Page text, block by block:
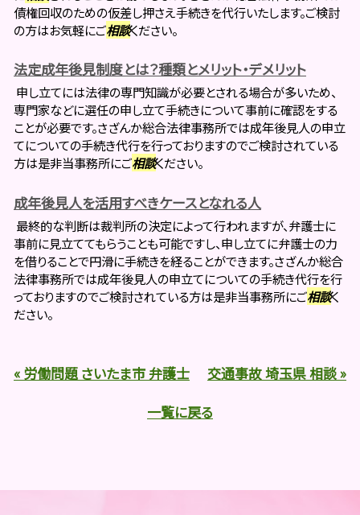
債権回収のための仮差し押さえ手続きを代行いたします。ご検討
の方はお気軽にご相談ください。
法定成年後見制度とは？種類とメリット・デメリット
申し立てには法律の専門知識が必要とされる場合が多いため、
専門家などに選任の申し立て手続きについて事前に確認をする
ことが必要です。さざんか総合法律事務所では成年後見人の申立
てについての手続き代行を行っておりますのでご検討されている
方は是非当事務所にご相談ください。
成年後見人を活用すべきケースとなれる人
最終的な判断は裁判所の決定によって行われますが、弁護士に
事前に見立ててもらうことも可能ですし、申し立てに弁護士の力
を借りることで円滑に手続きを経ることができます。さざんか総合
法律事務所では成年後見人の申立てについての手続き代行を行
っておりますのでご検討されている方は是非当事務所にご相談く
ださい。
« 労働問題 さいたま市 弁護士
交通事故 埼玉県 相談 »
一覧に戻る